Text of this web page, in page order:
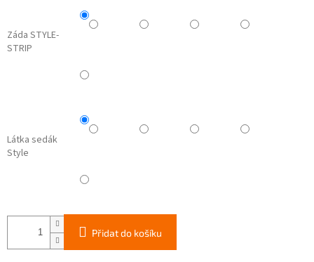
Záda STYLE-
STRIP
Látka sedák
Style
Přidat do košíku